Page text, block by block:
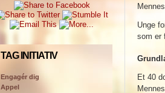
TAG INITIATIV
Engagér dig
Appel
Unge
som er
af
Et 40